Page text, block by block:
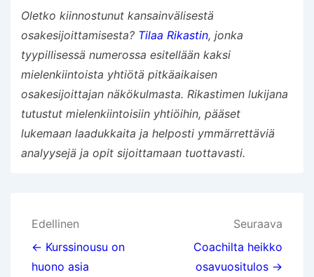
Oletko kiinnostunut kansainvälisestä
osakesijoittamisesta? Tilaa Rikastin, jonka
tyypillisessä numerossa esitellään kaksi
mielenkiintoista yhtiötä pitkäaikaisen
osakesijoittajan näkökulmasta. Rikastimen lukijana
tutustut mielenkiintoisiin yhtiöihin, pääset
lukemaan laadukkaita ja helposti ymmärrettäviä
analyysejä ja opit sijoittamaan tuottavasti.
Artikkelien
selaus
Edellinen
← Kurssinousu on
huono asia
Seuraava
Coachilta heikko
osavuositulos →